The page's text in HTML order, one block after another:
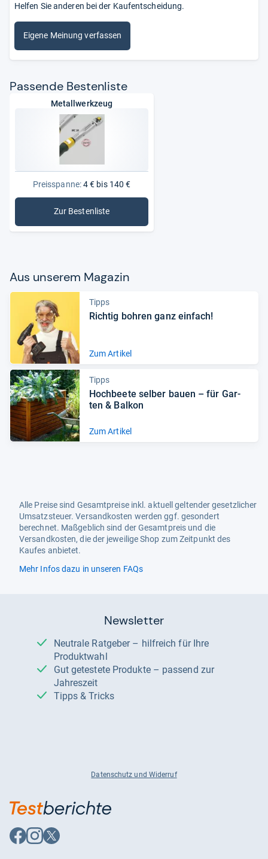
Helfen Sie anderen bei der Kaufentscheidung.
Eigene Meinung verfassen
Pas­sende Bes­ten­liste
Metallwerkzeug
Preisspanne:4 € bis 140 €
Zur Bestenliste: Metallwerkzeug
Aus unse­rem Maga­zin
Tipps
Rich­tig boh­ren ganz ein­fach!
Zum Artikel
Tipps
Hoch­beete sel­ber bauen – für Gar­
ten & Bal­kon
Zum Artikel
Alle Preise sind Gesamtpreise inkl. aktuell geltender gesetzlicher
Umsatzsteuer. Versandkosten werden ggf. gesondert
berechnet. Maßgeblich sind der Gesamtpreis und die
Versandkosten, die der jeweilige Shop zum Zeitpunkt des
Kaufes anbietet.
Mehr Infos dazu in unseren FAQs
Newsletter
Neutrale Ratgeber – hilfreich für Ihre
Produktwahl
Gut getestete Produkte – passend zur
Jahreszeit
Tipps & Tricks
Datenschutz und Widerruf
Auf
Facebook
Auf
Instagram
Auf
X